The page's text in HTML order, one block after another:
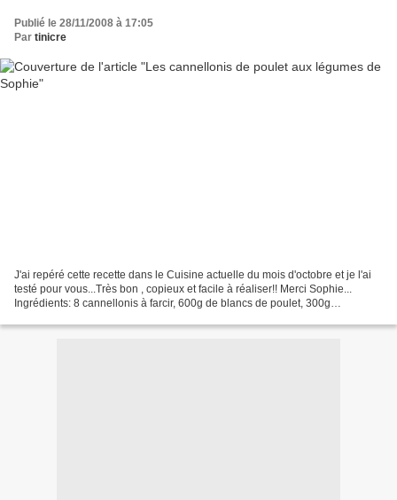
Publié le 28/11/2008 à 17:05
Par tinicre
J'ai repéré cette recette dans le Cuisine actuelle du mois d'octobre et je l'ai
testé pour vous...Très bon , copieux et facile à réaliser!! Merci Sophie...
Ingrédients: 8 cannellonis à farcir, 600g de blancs de poulet, 300g